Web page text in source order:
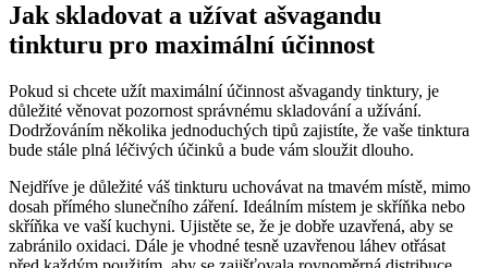
Jak skladovat a užívat ašvagandu
tinkturu pro maximální účinnost
Pokud si chcete užít maximální účinnost ašvagandy tinktury, je
důležité věnovat pozornost správnému skladování a užívání.
Dodržováním několika jednoduchých tipů zajistíte, že vaše tinktura
bude stále plná léčivých účinků a bude vám sloužit dlouho.
Nejdříve je důležité váš tinkturu uchovávat na tmavém místě, mimo
dosah přímého slunečního záření. Ideálním místem je skříňka nebo
skříňka ve vaší kuchyni. Ujistěte se, že je dobře uzavřená, aby se
zabránilo oxidaci. Dále je vhodné tesně uzavřenou láhev otřásat